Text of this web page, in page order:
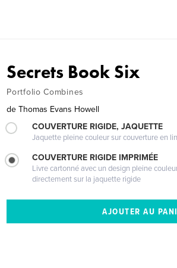
Secrets Book Six
Portfolio Combines
de Thomas Evans Howell
COUVERTURE RIGIDE, JAQUETTE
Jaquette pleine couleur sur couverture en lin
COUVERTURE RIGIDE IMPRIMÉE
Livre cartonné avec un design pleine
directement sur la jaquette rigide